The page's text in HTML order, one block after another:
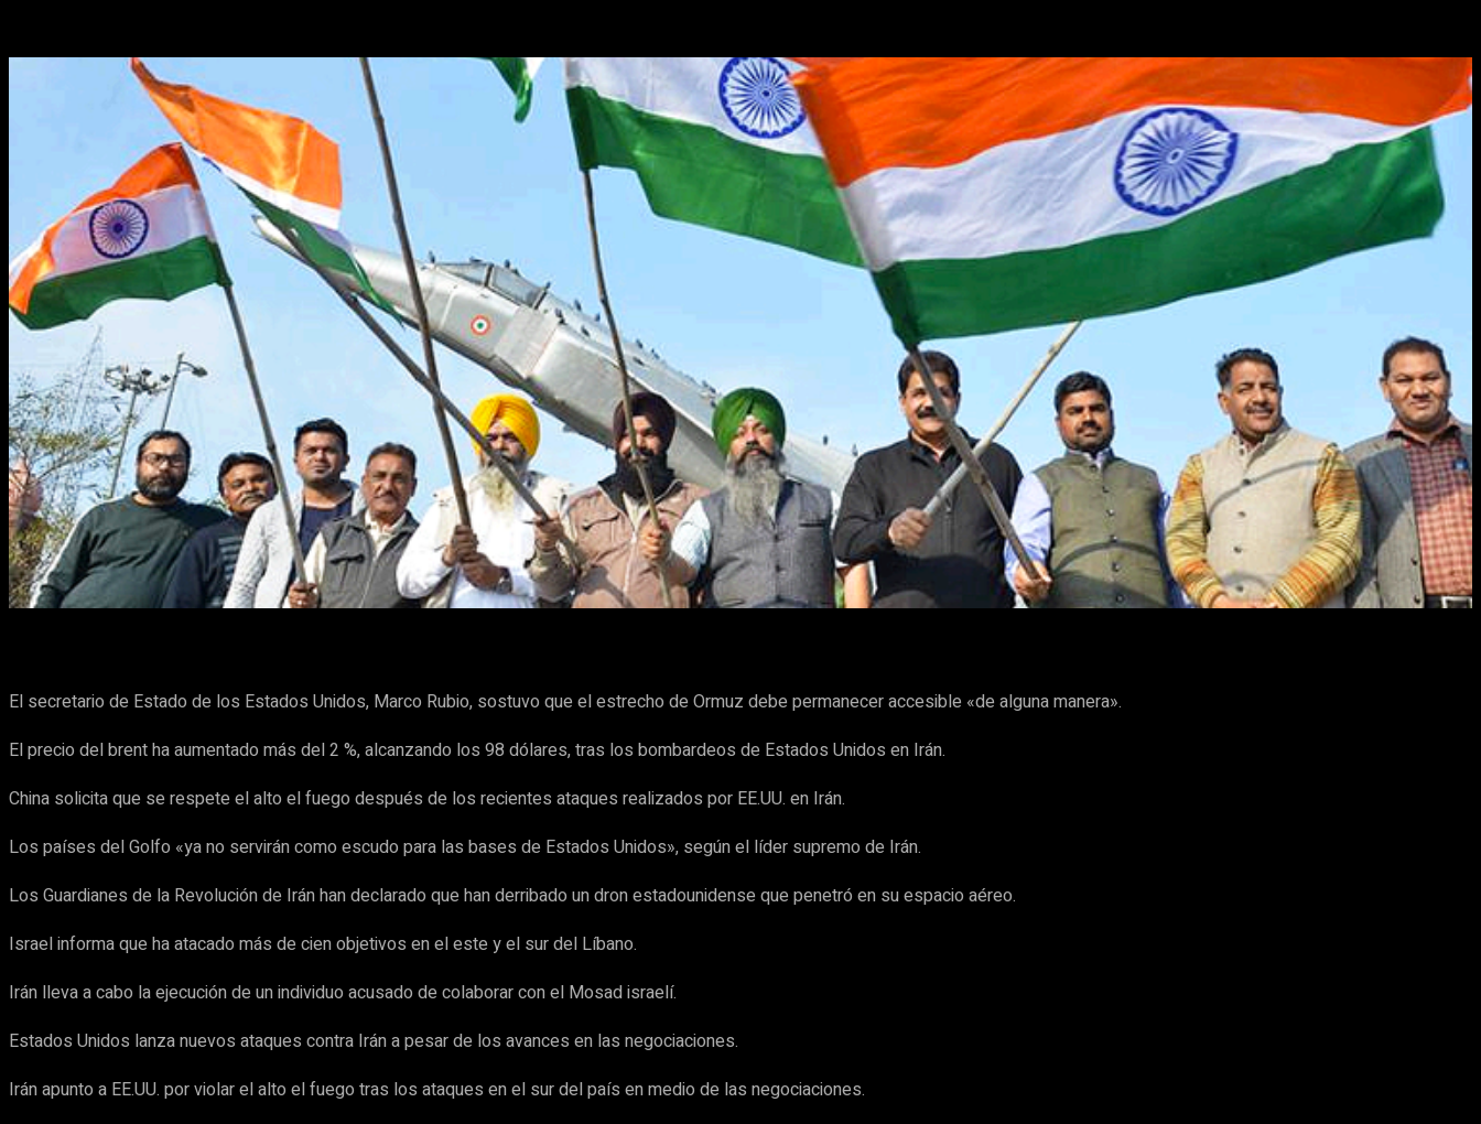
Cuota Facebook X Pinterest WhatsApp
El secretario de Estado de los Estados Unidos, Marco Rubio, sostuvo que el estrecho de Ormuz debe permanecer accesible «de alguna manera».
El precio del brent ha aumentado más del 2 %, alcanzando los 98 dólares, tras los bombardeos de Estados Unidos en Irán.
China solicita que se respete el alto el fuego después de los recientes ataques realizados por EE.UU. en Irán.
Los países del Golfo «ya no servirán como escudo para las bases de Estados Unidos», según el líder supremo de Irán.
Los Guardianes de la Revolución de Irán han declarado que han derribado un dron estadounidense que penetró en su espacio aéreo.
Israel informa que ha atacado más de cien objetivos en el este y el sur del Líbano.
Irán lleva a cabo la ejecución de un individuo acusado de colaborar con el Mosad israelí.
Estados Unidos lanza nuevos ataques contra Irán a pesar de los avances en las negociaciones.
Irán apunto a EE.UU. por violar el alto el fuego tras los ataques en el sur del país en medio de las negociaciones.